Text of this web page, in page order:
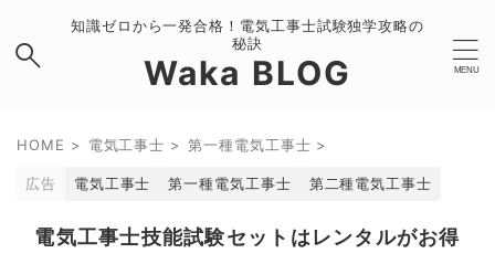
知識ゼロから一発合格！電気工事士試験独学攻略の
秘訣
Waka BLOG
HOME > 電気工事士 > 第一種電気工事士 >
広告 電気工事士 第一種電気工事士 第二種電気工事士
電気工事士技能試験セットはレンタルがお得